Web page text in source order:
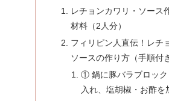
レチョンカワリ・ソース
材料（2人分）
フィリピン人直伝！レチ
ソースの作り方（手順付き
① 鍋に豚バラブロック
入れ、塩胡椒・お酢を